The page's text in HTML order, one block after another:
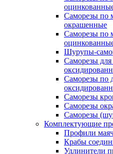
Саморезы по
окрашенные
Саморезы по
Шурупы-
Саморезы для
Саморезы по
Саморезы
Саморезы
Саморезы
Комплектующие
Профили
Крабы
Удлинители